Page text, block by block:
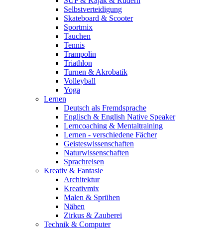
Selbstverteidigung
Skateboard & Scooter
Sportmix
Tauchen
Tennis
Trampolin
Triathlon
Turnen & Akrobatik
Volleyball
Yoga
Lernen
Deutsch als Fremdsprache
Englisch & English Native Speaker
Lerncoaching & Mentaltraining
Lernen - verschiedene Fächer
Geisteswissenschaften
Naturwissenschaften
Sprachreisen
Kreativ & Fantasie
Architektur
Kreativmix
Malen & Sprühen
Nähen
Zirkus & Zauberei
Technik & Computer